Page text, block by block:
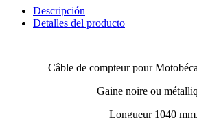
Descripción
Detalles del producto
Câble de compteur pour
Gaine noire ou
Longueur 1040 mm.